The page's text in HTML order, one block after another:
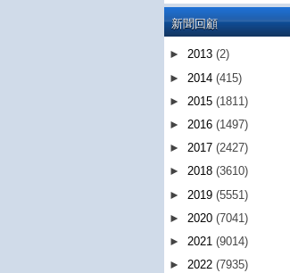
新聞回顧
► 2013 (2)
► 2014 (415)
► 2015 (1811)
► 2016 (1497)
► 2017 (2427)
► 2018 (3610)
► 2019 (5551)
► 2020 (7041)
► 2021 (9014)
► 2022 (7935)